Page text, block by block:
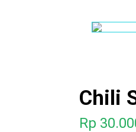
Chili
Rp